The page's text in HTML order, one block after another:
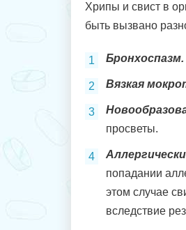
Хрипы и свист в
быть вызвано
Бронхоспазм.
Вязкая
просветы.
попадании
этом случае
вследствие